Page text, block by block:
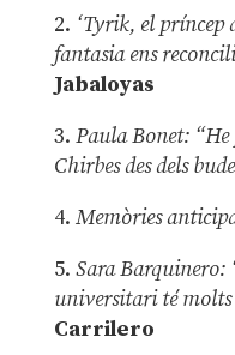
2. ‘Tyrik, el príncep
fantasia ens
Jabaloyas
3. Paula Bonet:
Chirbes des dels
4. Memòries
5. Sara Barquinero:
universitari té molts
Carrilero